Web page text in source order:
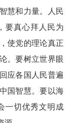
慧和力量。人民
要真心拜人民为
使党的理论真正
。要树立世界眼
应各国人民普遍
国智慧。要以海
一切优秀文明成